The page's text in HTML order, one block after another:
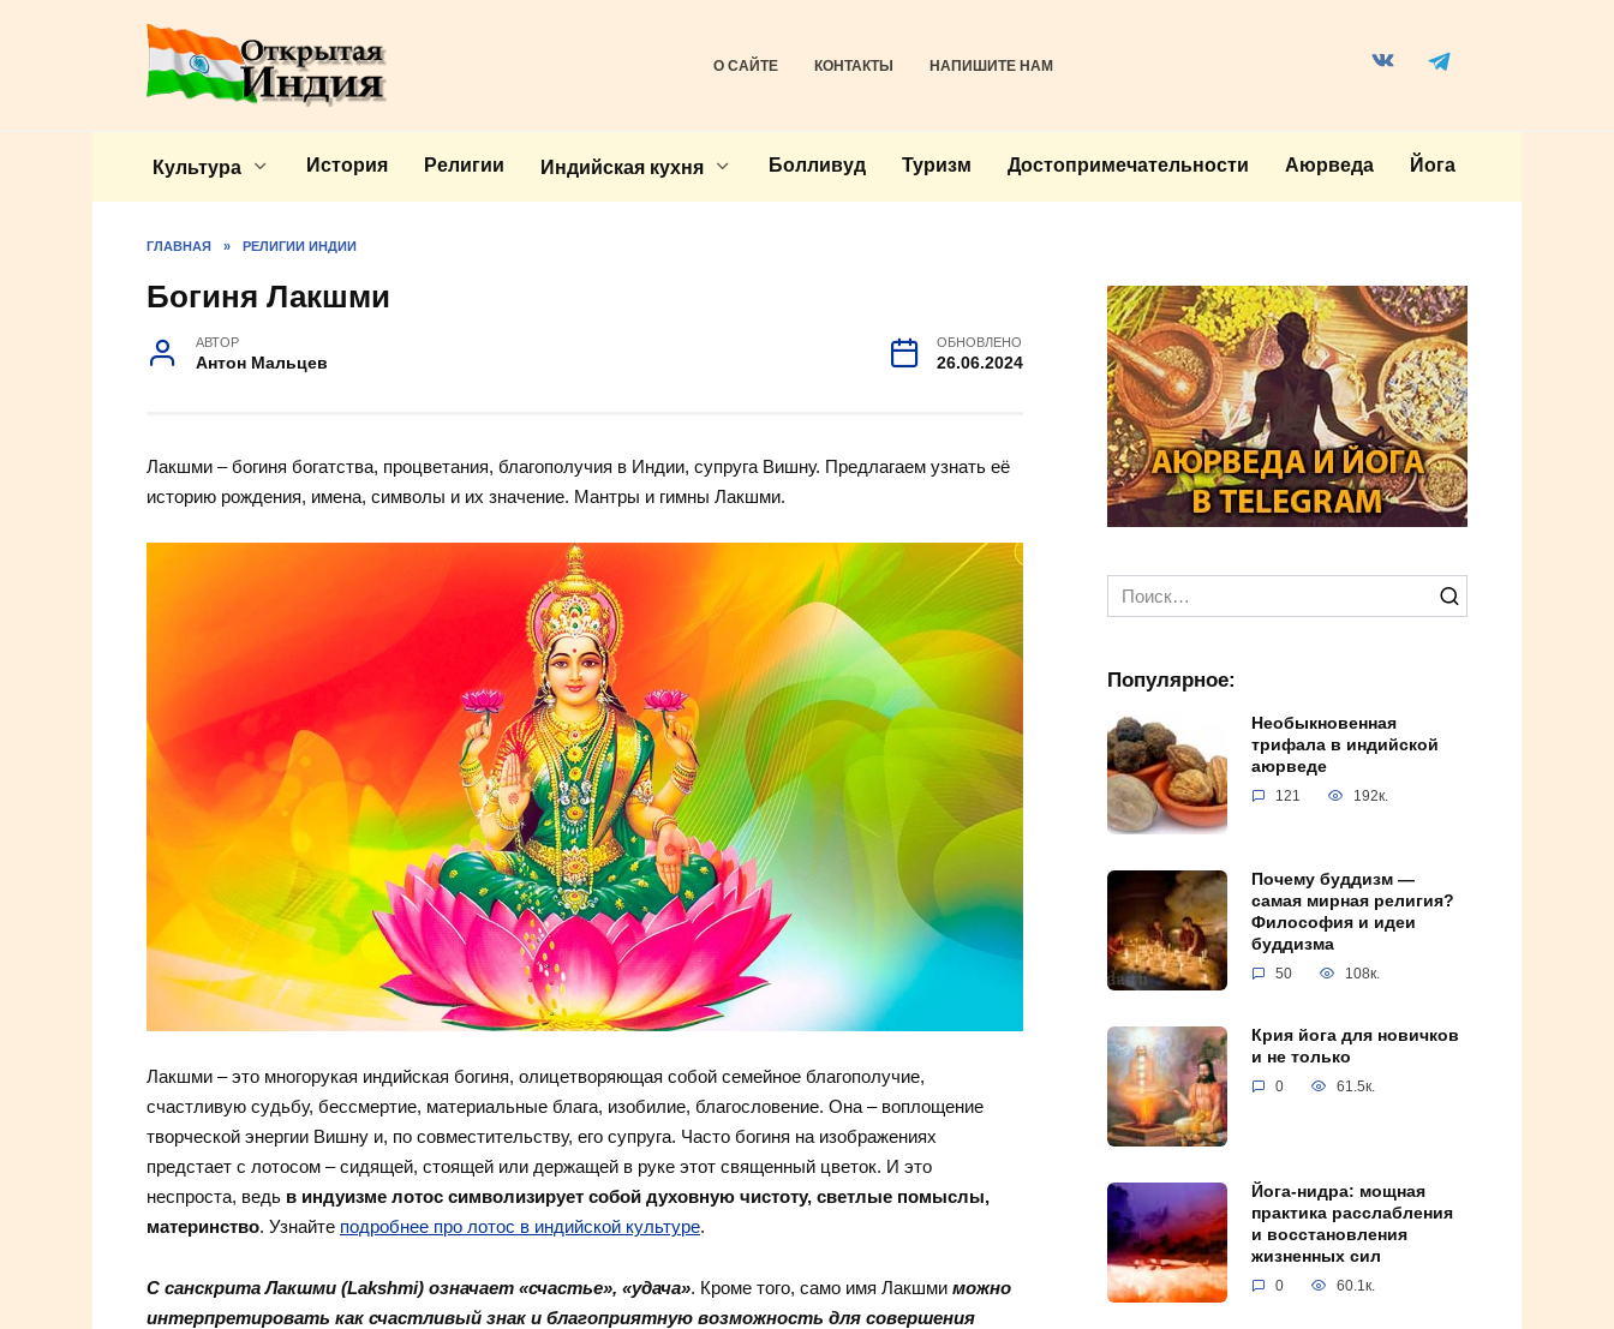
О САЙТЕ КОНТАКТЫ НАПИШИТЕ НАМ
Культура История Религии Индийская кухня Болливуд Туризм Достопримечательности Аюрведа Йога
ГЛАВНАЯ » РЕЛИГИИ ИНДИИ
Богиня Лакшми
АВТОР
Антон Мальцев
ОБНОВЛЕНО
26.06.2024
Лакшми – богиня богатства, процветания, благополучия в Индии, супруга Вишну. Предлагаем узнать её
историю рождения, имена, символы и их значение. Мантры и гимны Лакшми.
Лакшми – это многорукая индийская богиня, олицетворяющая собой семейное благополучие,
счастливую судьбу, бессмертие, материальные блага, изобилие, благословение. Она – воплощение
творческой энергии Вишну и, по совместительству, его супруга. Часто богиня на изображениях
предстает с лотосом – сидящей, стоящей или держащей в руке этот священный цветок. И это
неспроста, ведь в индуизме лотос символизирует собой духовную чистоту, светлые помыслы,
материнство. Узнайте подробнее про лотос в индийской культуре.
С санскрита Лакшми (Lakshmi) означает «счастье», «удача». Кроме того, само имя Лакшми можно
интерпретировать как счастливый знак и благоприятную возможность для совершения
Search
for:
Популярное:
Необыкновенная
трифала в индийской
аюрведе
121 192к.
Почему буддизм —
самая мирная религия?
Философия и идеи
буддизма
50 108к.
Крия йога для новичков
и не только
0 61.5к.
Йога-нидра: мощная
практика расслабления
и восстановления
жизненных сил
0 60.1к.